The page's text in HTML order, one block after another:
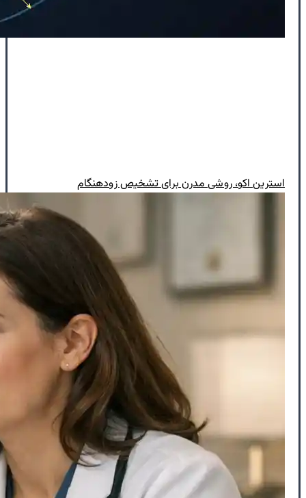
استرین اکو، روشی مدرن برای تشخیص زودهنگام